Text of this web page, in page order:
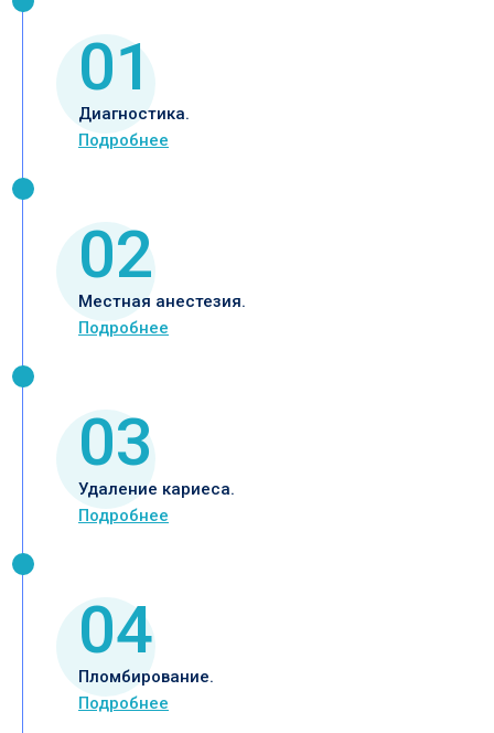
01
Диагностика.
Подробнее
02
Местная анестезия.
Подробнее
03
Удаление кариеса.
Подробнее
04
Пломбирование.
Подробнее